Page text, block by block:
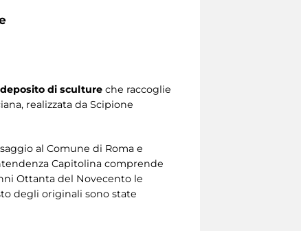
di sculture che raccoglie
realizzata da Scipione
al Comune di Roma e
Capitolina comprende
Ottanta del Novecento le
degli originali sono state